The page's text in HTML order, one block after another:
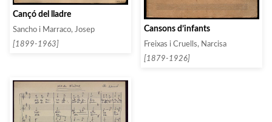
Cançó del lladre
Sancho i Marraco, Josep
[1899-1963]
Cansons d’infants
Freixas i Cruells, Narcisa
[1879-1926]